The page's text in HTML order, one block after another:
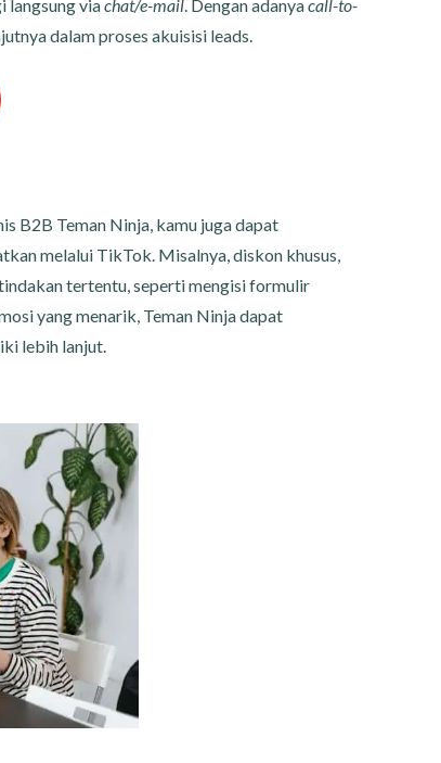
langsung viachat/e-mail. Dengan adanyacall-to-
dalam proses akuisisi leads.
B2B Teman Ninja, kamu juga dapat
melalui TikTok. Misalnya, diskon khusus,
tertentu, seperti mengisi formulir
yang menarik, Teman Ninja dapat
lebih lanjut.